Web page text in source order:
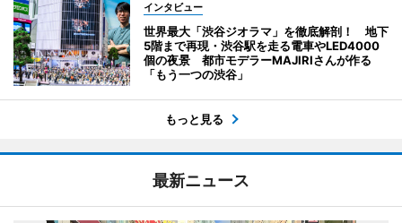
インタビュー
世界最大「渋谷ジオラマ」を徹底解剖！ 地下
5階まで再現・渋谷駅を走る電車やLED4000
個の夜景 都市モデラーMAJIRIさんが作る
「もう一つの渋谷」
もっと見る
最新ニュース